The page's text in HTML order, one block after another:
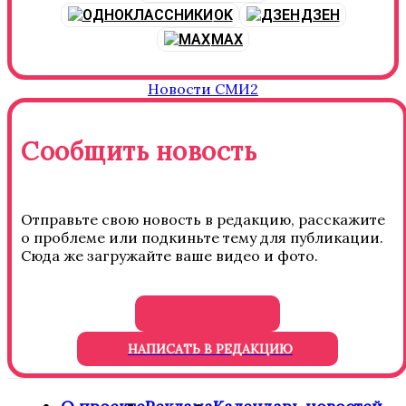
OK
ДЗЕН
MAX
Новости СМИ2
Сообщить новость
Отправьте свою новость в редакцию, расскажите
о проблеме или подкиньте тему для публикации.
Сюда же загружайте ваше видео и фото.
НАПИСАТЬ В РЕДАКЦИЮ